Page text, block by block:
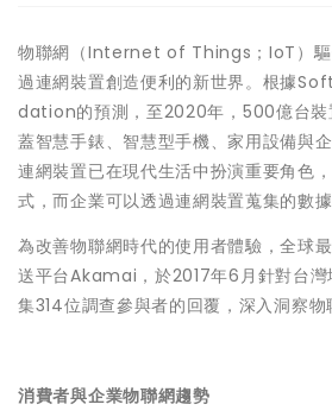
物聯網（Internet of Things；IoT）驅
過連網裝置創造便利的新世界。根據
dation的預測，至2020年，500億台裝
蓋智慧手錶、智慧型手機、家用設備與
連網裝置已在現代生活中扮演重要角色
式，而企業可以透過連網裝置蒐集的數
為改善物聯網時代的使用者體驗，全球
送平台Akamai，於2017年6月針對台灣
集314位調查參與者的回覆，深入洞察物
消費者與企業物聯網趨勢